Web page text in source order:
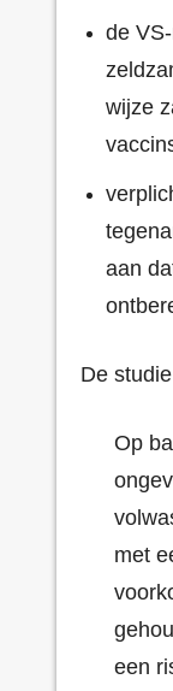
de
wijze
aan
De
Op
met
een